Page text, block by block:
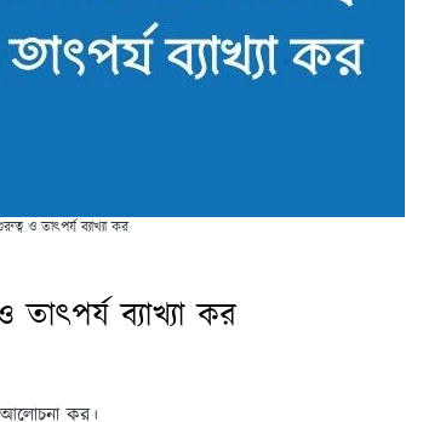
ও তাৎপর্য ব্যাখ্যা কর
ব্যাখ্যা কর
আলোচনা কর।